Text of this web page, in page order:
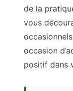
de la
vous
occasion
positif dans